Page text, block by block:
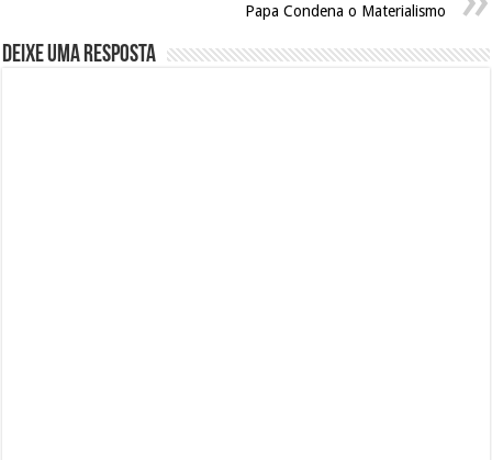
Papa Condena o Materialismo
Deixe uma resposta